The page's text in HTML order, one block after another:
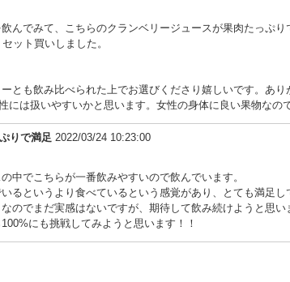
んでみて、こちらのクランベリージュースが果肉たっぷ
ット買いしました。
とも飲み比べられた上でお選びくださり嬉しいです。あり
には扱いやすいかと思います。女性の身体に良い果物なの
りで満足 2022/03/24 10:23:00
中でこちらが一番飲みやすいので飲んでいます。
るというより食べているという感覚があり、とても満足し
のでまだ実感はないですが、期待して飲み続けようと思い
にも挑戦してみようと思います！！